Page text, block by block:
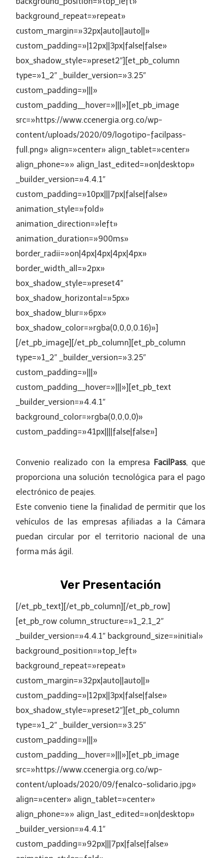
background_repeat=»repeat»
custom_margin=»32px|auto||auto||»
custom_padding=»|12px||3px|false|false»
box_shadow_style=»preset2″][et_pb_column
type=»1_2″ _builder_version=»3.25″
custom_padding=»|||»
custom_padding__hover=»|||»][et_pb_image
src=»https://www.ccenergia.org.co/wp-
content/uploads/2020/09/logotipo-facilpass-
full.png» align=»center» align_tablet=»center»
align_phone=»» align_last_edited=»on|desktop»
_builder_version=»4.4.1″
custom_padding=»10px|||7px|false|false»
animation_style=»fold»
animation_direction=»left»
animation_duration=»900ms»
border_radii=»on|4px|4px|4px|4px»
border_width_all=»2px»
box_shadow_style=»preset4″
box_shadow_horizontal=»5px»
box_shadow_blur=»6px»
box_shadow_color=»rgba(0,0,0,0.16)»]
[/et_pb_image][/et_pb_column][et_pb_column
type=»1_2″ _builder_version=»3.25″
custom_padding=»|||»
custom_padding__hover=»|||»][et_pb_text
_builder_version=»4.4.1″
background_color=»rgba(0,0,0,0)»
custom_padding=»41px||||false|false»]
Convenio realizado con la empresa FacilPass, que
proporciona una solución tecnológica para el pago
electrónico de peajes.
Este convenio tiene la finalidad de permitir que los
vehículos de las empresas afiliadas a la Cámara
puedan circular por el territorio nacional de una
forma más ágil.
Ver Presentación
[/et_pb_text][/et_pb_column][/et_pb_row]
[et_pb_row column_structure=»1_2,1_2″
_builder_version=»4.4.1″ background_size=»initial»
background_position=»top_left»
background_repeat=»repeat»
custom_margin=»32px|auto||auto||»
custom_padding=»|12px||3px|false|false»
box_shadow_style=»preset2″][et_pb_column
type=»1_2″ _builder_version=»3.25″
custom_padding=»|||»
custom_padding__hover=»|||»][et_pb_image
src=»https://www.ccenergia.org.co/wp-
content/uploads/2020/09/fenalco-solidario.jpg»
align=»center» align_tablet=»center»
align_phone=»» align_last_edited=»on|desktop»
_builder_version=»4.4.1″
custom_padding=»92px|||7px|false|false»